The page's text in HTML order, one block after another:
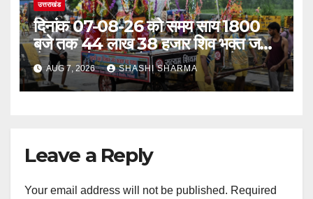
उत्तराखंड
दिनांक 07-08-26 को समय साय 1800
बजे तक 44 लाख 38 हजार शिव भक्त जल
लेकर अपने गंतव्य को प्रस्थान कर चुके
AUG 7, 2026 SHASHI SHARMA
Leave a Reply
Your email address will not be published. Required